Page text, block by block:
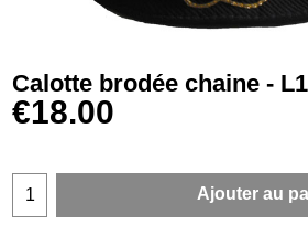
Calotte brodée chaine -
€18.00
Ajouter au